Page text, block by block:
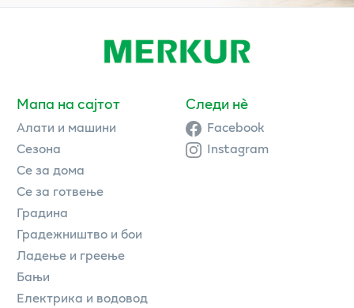
Мапа на сајтот
Алати и машини
Сезона
Се за дома
Се за готвење
Градина
Градежништво и бои
Ладење и греење
Бањи
Електрика и водовод
Следи нè
Facebook
Instagram